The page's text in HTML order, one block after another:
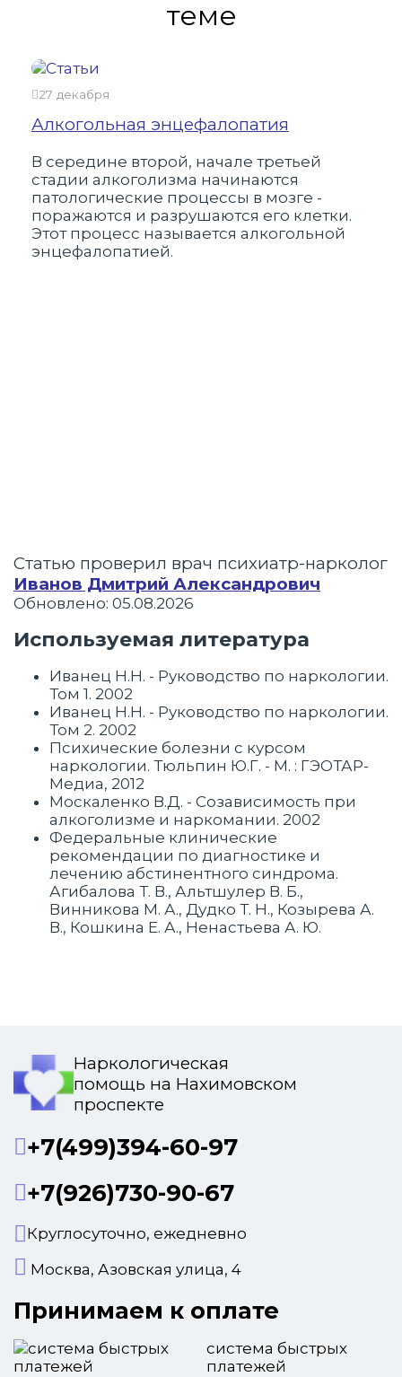
теме
27 декабря
Алкогольная энцефалопатия
В середине второй, начале третьей
стадии алкоголизма начинаются
патологические процессы в мозге -
поражаются и разрушаются его клетки.
Этот процесс называется алкогольной
энцефалопатией.
Статью проверил врач психиатр-нарколог
Иванов Дмитрий Александрович
Обновлено: 05.08.2026
Используемая литература
Иванец Н.Н. - Руководство по наркологии.
Том 1. 2002
Иванец Н.Н. - Руководство по наркологии.
Том 2. 2002
Психические болезни с курсом
наркологии. Тюльпин Ю.Г. - М. : ГЭОТАР-
Медиа, 2012
Москаленко В.Д. - Созависимость при
алкоголизме и наркомании. 2002
Федеральные клинические
рекомендации по диагностике и
лечению абстинентного синдрома.
Агибалова Т. В., Альтшулер В. Б.,
Винникова М. А., Дудко Т. Н., Козырева А.
В., Кошкина Е. А., Ненастьева А. Ю.
Наркологическая
помощь на Нахимовском
проспекте
+7(499)394-60-97
+7(926)730-90-67
Круглосуточно, ежедневно
Москва, Азовская улица, 4
Принимаем к оплате
система быстрых
платежей